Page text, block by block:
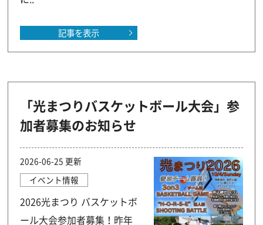
記事を表示
「光まつりバスケットボール大会」参
加者募集のお知らせ
2026-06-25 更新
イベント情報
2026光まつり バスケットボ
ール大会参加者募集！昨年